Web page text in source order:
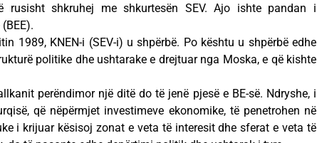
rusisht shkruhej me shkurtesën SEV. Ajo ishte pandan i
1989, KNEN-i (SEV-i) u shpërbë. Po kështu u shpërbë edhe
politike dhe ushtarake e drejtuar nga Moska, e që kishte
perëndimor një ditë do të jenë pjesë e BE-së. Ndryshe, i
që nëpërmjet investimeve ekonomike, të penetrohen në
i krijuar kësisoj zonat e veta të interesit dhe sferat e veta të